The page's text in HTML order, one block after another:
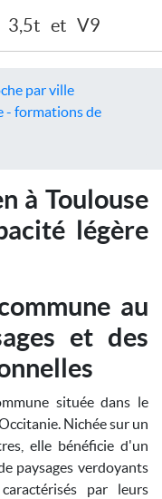
3,5t et V9
par ville
- formations de
à Toulouse
légère
au
et des
située dans le
Nichée sur un
elle bénéficie d'un
paysages verdoyants
par leurs